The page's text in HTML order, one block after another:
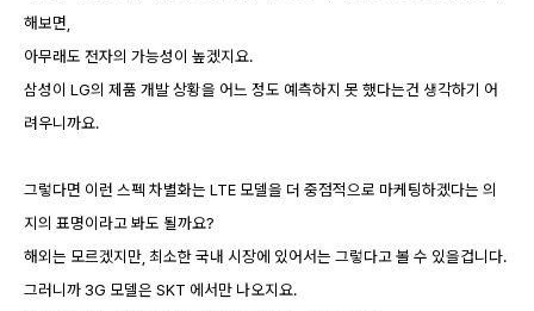
해보면,
아무래도 전자의 가능성이 높겠지요.
삼성이 LG의 제품 개발 상황을 어느 정도 예측하지 못 했다는건 생각하기 어
려우니까요.
그렇다면 이런 스펙 차별화는 LTE 모델을 더 중점적으로 마케팅하겠다는 의
지의 표명이라고 봐도 될까요?
해외는 모르겠지만, 최소한 국내 시장에 있어서는 그렇다고 볼 수 있을겁니다.
그러니까 3G 모델은 SKT 에서만 나오지요.